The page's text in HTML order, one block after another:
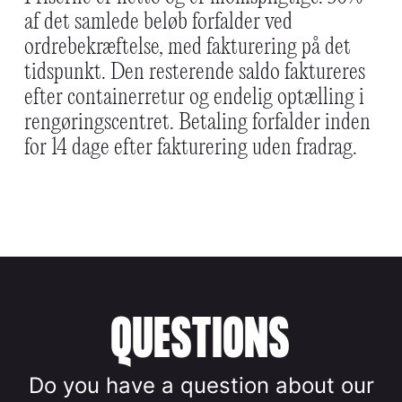
af det samlede beløb forfalder ved
ordrebekræftelse, med fakturering på det
tidspunkt. Den resterende saldo faktureres
efter containerretur og endelig optælling i
rengøringscentret. Betaling forfalder inden
for 14 dage efter fakturering uden fradrag.
QUESTIONS
Do you have a question about our